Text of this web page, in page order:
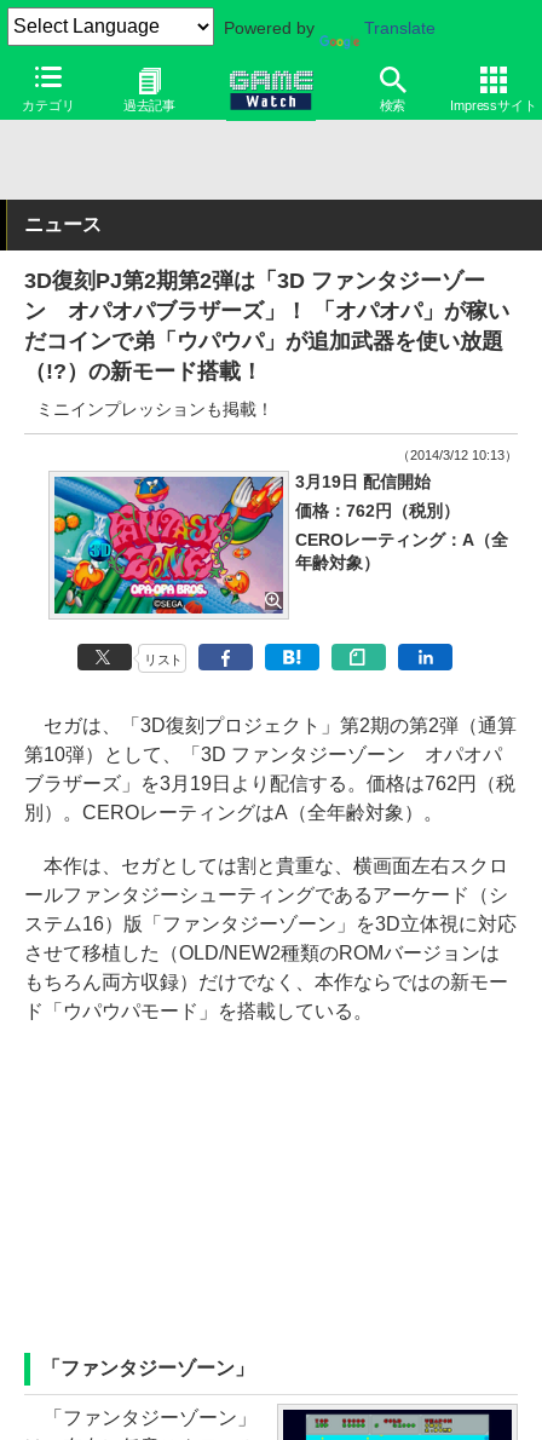
Powered by Translate
カテゴリ 過去記事 検索 Impressサイト
ニュース
3D復刻PJ第2期第2弾は「3D ファンタジーゾー
ン オパオパブラザーズ」！ 「オパオパ」が稼い
だコインで弟「ウパウパ」が追加武器を使い放題
（!?）の新モード搭載！
ミニインプレッションも掲載！
（2014/3/12 10:13）
3月19日 配信開始
価格：762円（税別）
CEROレーティング：A（全
年齢対象）
リスト
セガは、「3D復刻プロジェクト」第2期の第2弾（通算
第10弾）として、「3D ファンタジーゾーン オパオパ
ブラザーズ」を3月19日より配信する。価格は762円（税
別）。CEROレーティングはA（全年齢対象）。
本作は、セガとしては割と貴重な、横画面左右スクロ
ールファンタジーシューティングであるアーケード（シ
ステム16）版「ファンタジーゾーン」を3D立体視に対応
させて移植した（OLD/NEW2種類のROMバージョンは
もちろん両方収録）だけでなく、本作ならではの新モー
ド「ウパウパモード」を搭載している。
「ファンタジーゾーン」
「ファンタジーゾーン」